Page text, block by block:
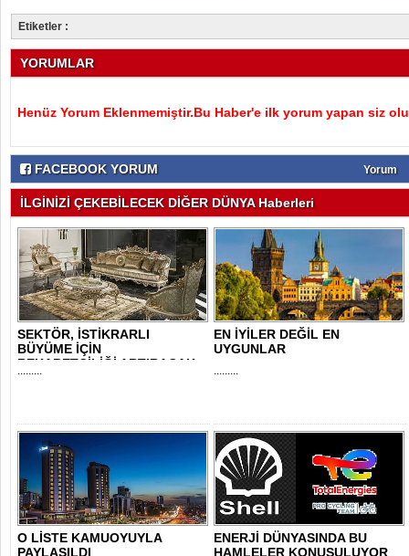
Etiketler :
YORUMLAR
Henüz Yorum Eklenmemiştir.Bu Haber'e ilk yorum yapan siz
FACEBOOK YORUM Yorum
İLGİNİZİ ÇEKEBİLECEK DİĞER DÜNYA Haberleri
SEKTÖR, İSTİKRARLI
BÜYÜME İÇİN
REKABETÇİLİĞİ ARTIRACAK
DESTE..
.........
EN İYİLER DEĞİL EN
UYGUNLAR
.........
O LİSTE KAMUOYUYLA
PAYLAŞILDI
ENERJİ DÜNYASINDA BU
HAMLELER KONUŞULUYOR